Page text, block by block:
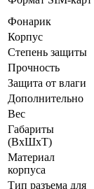
Фонарик
Корпус
Степень защиты
Прочность
Защита от влаги
Дополнительно
Вес
Габариты
(ВxШxТ)
Материал
корпуса
Тип разъема для